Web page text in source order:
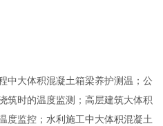
中大体积混凝土箱梁养护测温；公
筑时的温度监测；高层建筑大体积
度监控；水利施工中大体积混凝土